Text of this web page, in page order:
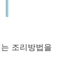
조리방법을